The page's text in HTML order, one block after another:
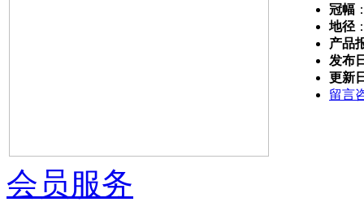
冠幅
地径
产品
发布
更新
留言
会员服务